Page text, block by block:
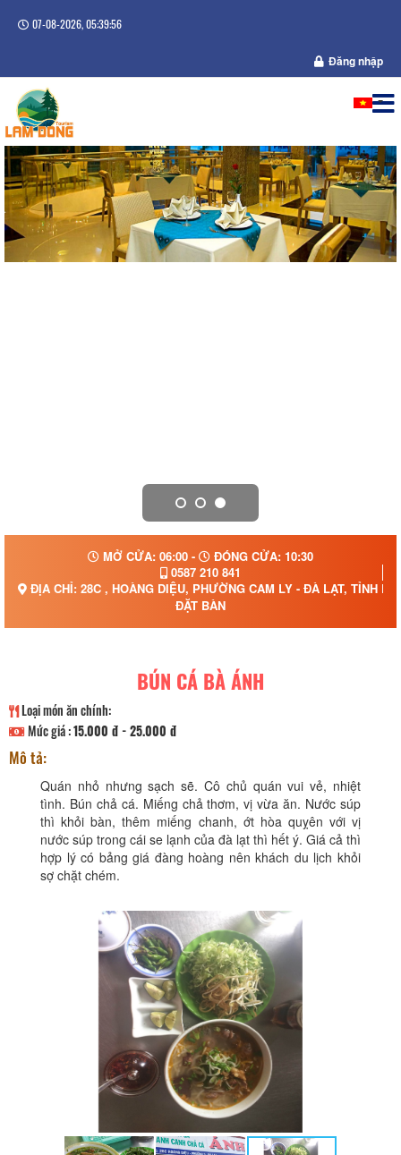
07-08-2026, 05:39:57
Đăng nhập
MỞ CỬA: 06:00 -
ĐÓNG CỬA: 10:30
0587 210 841
ĐỊA CHỈ: 28C , HOÀNG DIỆU, PHƯỜNG CAM LY - ĐÀ LẠT, TỈNH
ĐẶT BÀN
BÚN CÁ BÀ ÁNH
Loại món ăn chính:
Mức giá :15.000 đ - 25.000 đ
Mô tả:
Quán nhỏ nhưng sạch sẽ. Cô chủ quán vui vẻ, nhiệt
tình. Bún chả cá. Miếng chả thơm, vị vừa ăn. Nước súp
thì khỏi bàn, thêm miếng chanh, ớt hòa quỵên với vị
nước súp trong cái se lạnh của đà lạt thì hết ý. Giá cả thì
hợp lý có bảng giá đàng hoàng nên khách du lịch khỏi
sợ chặt chém.